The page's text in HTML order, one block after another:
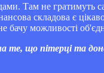
Там не гратимуть
складова є
бачу можливості
що пітерці та